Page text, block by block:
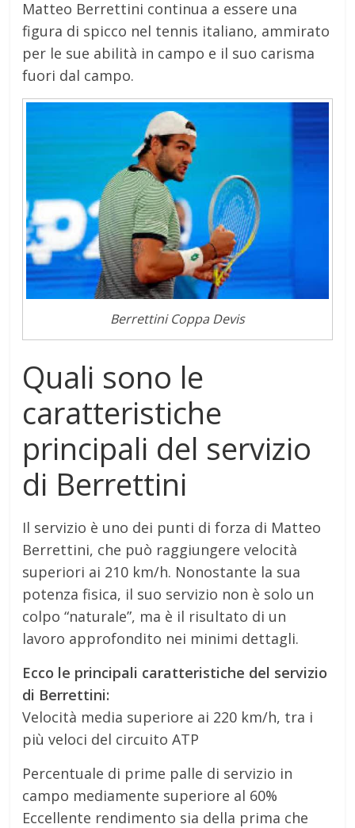
Matteo Berrettini continua a essere una
figura di spicco nel tennis italiano, ammirato
per le sue abilità in campo e il suo carisma
fuori dal campo.
Berrettini Coppa Devis
Quali sono le
caratteristiche
principali del servizio
di Berrettini
Il servizio è uno dei punti di forza di Matteo
Berrettini, che può raggiungere velocità
superiori ai 210 km/h. Nonostante la sua
potenza fisica, il suo servizio non è solo un
colpo “naturale”, ma è il risultato di un
lavoro approfondito nei minimi dettagli.
Ecco le principali caratteristiche del servizio
di Berrettini:
Velocità media superiore ai 220 km/h, tra i
più veloci del circuito ATP
Percentuale di prime palle di servizio in
campo mediamente superiore al 60%
Eccellente rendimento sia della prima che